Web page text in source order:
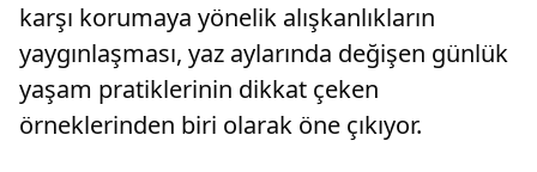
karşı korumaya yönelik alışkanlıkların
yaygınlaşması, yaz aylarında değişen günlük
yaşam pratiklerinin dikkat çeken
örneklerinden biri olarak öne çıkıyor.